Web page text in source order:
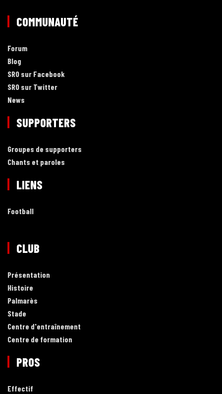
COMMUNAUTÉ
Forum
Blog
SRO sur Facebook
SRO sur Twitter
News
SUPPORTERS
Groupes de supporters
Chants et paroles
LIENS
Football
CLUB
Présentation
Histoire
Palmarès
Stade
Centre d'entraînement
Centre de formation
PROS
Effectif